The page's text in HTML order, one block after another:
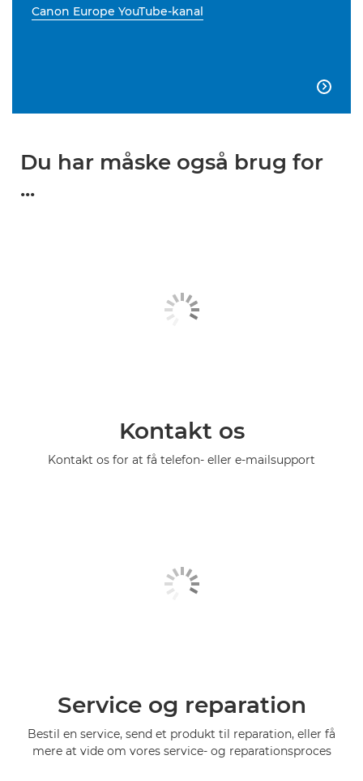
Canon Europe YouTube-kanal

Du har måske også brug for
...
Kontakt os
Kontakt os for at få telefon- eller e-mailsupport
Service og reparation
Bestil en service, send et produkt til reparation, eller få
mere at vide om vores service- og reparationsproces